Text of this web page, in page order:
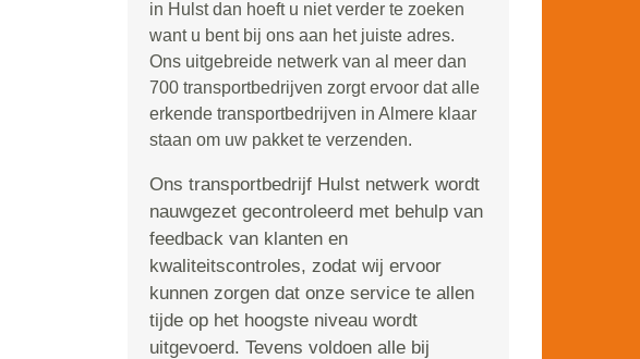
in Hulst dan hoeft u niet verder te zoeken
want u bent bij ons aan het juiste adres.
Ons uitgebreide netwerk van al meer dan
700 transportbedrijven zorgt ervoor dat alle
erkende transportbedrijven in Almere klaar
staan om uw pakket te verzenden.
Ons transportbedrijf Hulst netwerk wordt
nauwgezet gecontroleerd met behulp van
feedback van klanten en
kwaliteitscontroles, zodat wij ervoor
kunnen zorgen dat onze service te allen
tijde op het hoogste niveau wordt
uitgevoerd. Tevens voldoen alle bij